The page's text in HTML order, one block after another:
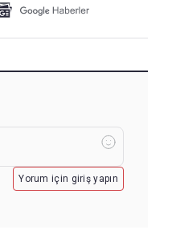
Yorum için giriş yapın